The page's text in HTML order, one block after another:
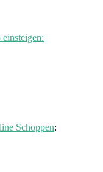
Schoppen: